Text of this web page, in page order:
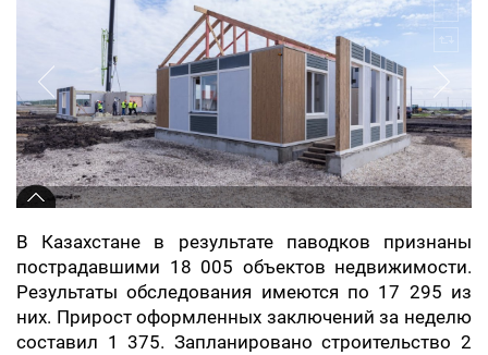
В Казахстане в результате паводков признаны
пострадавшими 18 005 объектов недвижимости.
Результаты обследования имеются по 17 295 из
них. Прирост оформленных заключений за неделю
составил 1 375. Запланировано строительство 2